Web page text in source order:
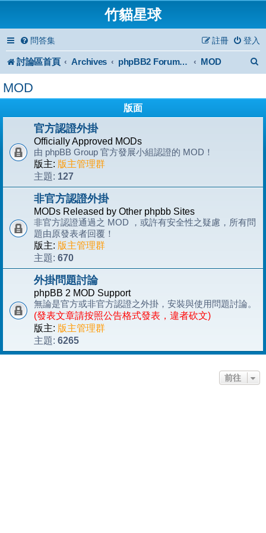
竹貓星球
問答集 登入
註冊
討論區首頁 Archives phpBB2 Forum Archive MOD
MOD
版面
官方認證外掛
Officially Approved MODs
由 phpBB Group 官方發展小組認證的 MOD！
版主: 版主管理群
主題: 127
非官方認證外掛
MODs Released by Other phpbb Sites
非官方認證通過之 MOD ，或許有安全性之疑慮，所有問
題由原發表者回覆！
版主: 版主管理群
主題: 670
外掛問題討論
phpBB 2 MOD Support
無論是官方或非官方認證之外掛，安裝與使用問題討論。
(發表文章請按照公告格式發表，違者砍文)
版主: 版主管理群
主題: 6265
前往